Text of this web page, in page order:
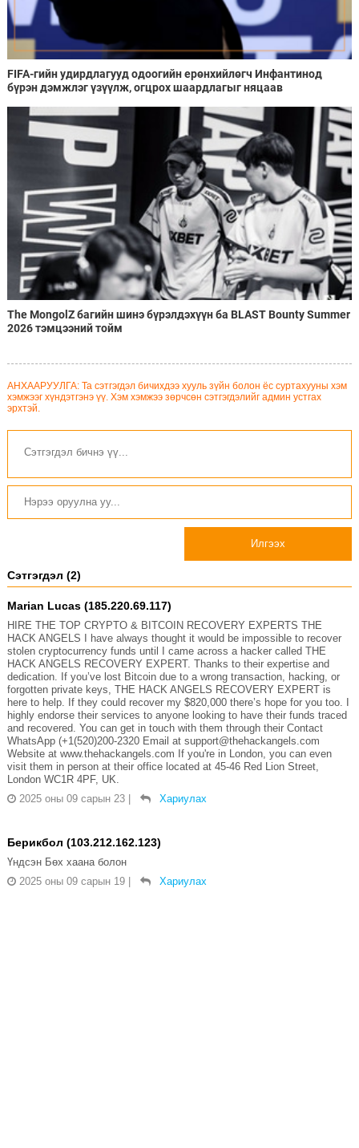
FIFA-гийн удирдлагууд одоогийн ерөнхийлөгч Инфантинод
бүрэн дэмжлэг үзүүлж, огцрох шаардлагыг няцаав
The MongolZ багийн шинэ бүрэлдэхүүн ба BLAST Bounty Summer
2026 тэмцээний тойм
АНХААРУУЛГА: Та сэтгэгдэл бичихдээ хууль зүйн болон ёс суртахууны хэм
хэмжээг хүндэтгэнэ үү. Хэм хэмжээ зөрчсөн сэтгэгдэлийг админ устгах
эрхтэй.
Илгээх
Сэтгэгдэл (2)
Marian Lucas (185.220.69.117)
HIRE THE TOP CRYPTO & BITCOIN RECOVERY EXPERTS THE
HACK ANGELS I have always thought it would be impossible to recover
stolen cryptocurrency funds until I came across a hacker called THE
HACK ANGELS RECOVERY EXPERT. Thanks to their expertise and
dedication. If you’ve lost Bitcoin due to a wrong transaction, hacking, or
forgotten private keys, THE HACK ANGELS RECOVERY EXPERT is
here to help. If they could recover my $820,000 there’s hope for you too. I
highly endorse their services to anyone looking to have their funds traced
and recovered. You can get in touch with them through their Contact
WhatsApp (+1(520)200-2320 Email at support@thehackangels.com
Website at www.thehackangels.com If you're in London, you can even
visit them in person at their office located at 45-46 Red Lion Street,
London WC1R 4PF, UK.
2025 оны 09 сарын 23
Хариулах
Берикбол (103.212.162.123)
Үндсэн Бөх хаана болон
2025 оны 09 сарын 19
Хариулах